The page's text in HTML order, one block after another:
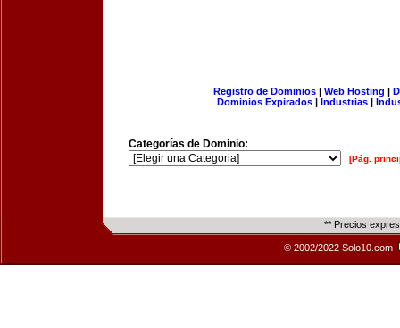
Registro de Dominios| Web Hosting |
Dominios Expirados | Industrias |
Categorías de Dominio:
[Pág.
** Precios
© 2002/2022 Solo10.com